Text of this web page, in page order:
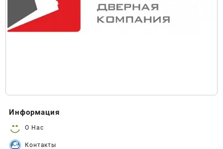
Информация
О Нас
Контакты